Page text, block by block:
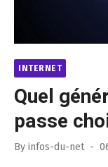
INTERNET
Quel
passe
By infos-du-net